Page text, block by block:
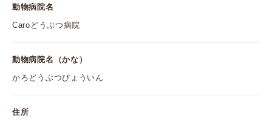
動物病院名
Caroどうぶつ病院
動物病院名（かな）
かろどうぶつびょういん
住所